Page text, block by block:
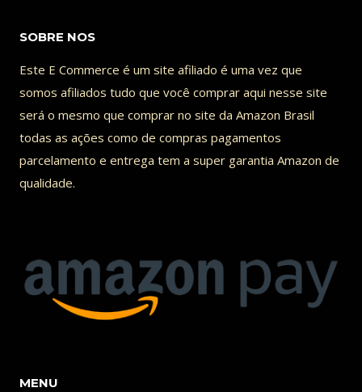
SOBRE NOS
Este E Commerce é um site afiliado é uma vez que
somos afiliados tudo que você comprar aqui nesse site
será o mesmo que comprar no site da Amazon Brasil
todas as ações como de compras pagamentos
parcelamento e entrega tem a super garantia Amazon de
qualidade.
MENU